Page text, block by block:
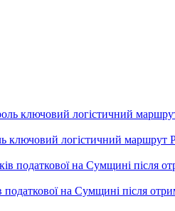
ключовий логістичний
на Сумщині після